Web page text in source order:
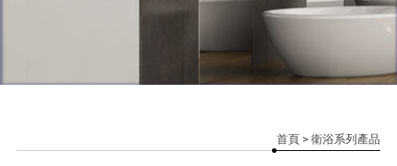
首頁 > 衛浴系列產品